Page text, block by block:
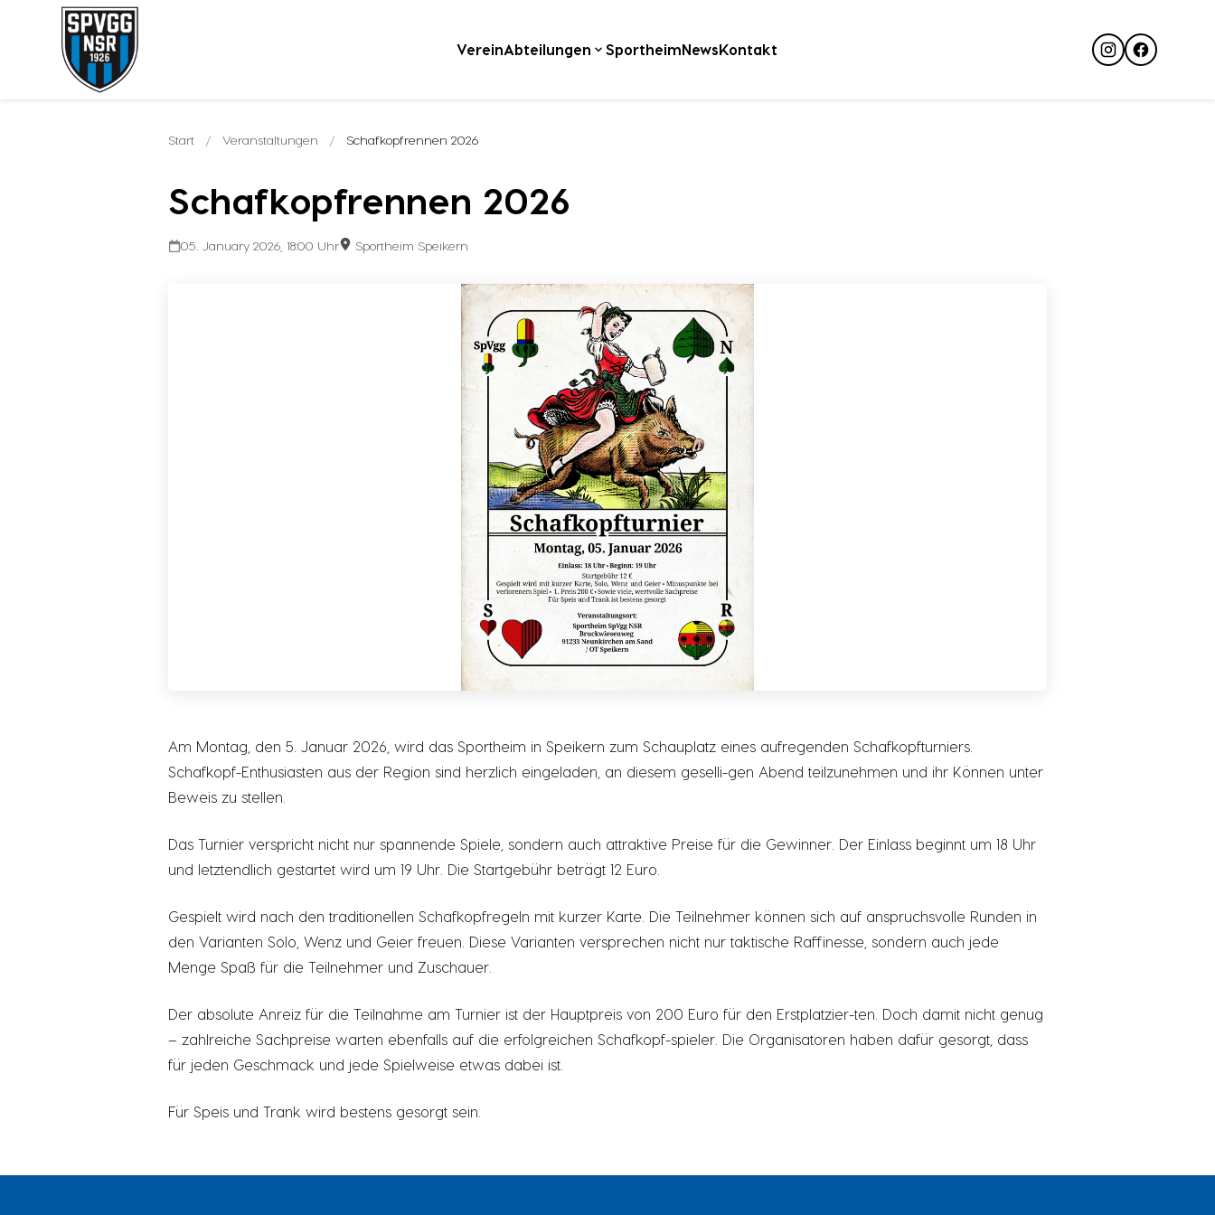
VereinAbteilungen SportheimNewsKontakt
Start / Veranstaltungen / Schafkopfrennen 2026
Schafkopfrennen 2026
05. January 2026, 18:00 Uhr Sportheim Speikern
Am Montag, den 5. Januar 2026, wird das Sportheim in Speikern zum Schauplatz eines aufregenden Schafkopfturniers.
Schafkopf-Enthusiasten aus der Region sind herzlich eingeladen, an diesem geselli-gen Abend teilzunehmen und ihr Können unter
Beweis zu stellen.
Das Turnier verspricht nicht nur spannende Spiele, sondern auch attraktive Preise für die Gewinner. Der Einlass beginnt um 18 Uhr
und letztendlich gestartet wird um 19 Uhr. Die Startgebühr beträgt 12 Euro.
Gespielt wird nach den traditionellen Schafkopfregeln mit kurzer Karte. Die Teilnehmer können sich auf anspruchsvolle Runden in
den Varianten Solo, Wenz und Geier freuen. Diese Varianten versprechen nicht nur taktische Raffinesse, sondern auch jede
Menge Spaß für die Teilnehmer und Zuschauer.
Der absolute Anreiz für die Teilnahme am Turnier ist der Hauptpreis von 200 Euro für den Erstplatzier-ten. Doch damit nicht genug
– zahlreiche Sachpreise warten ebenfalls auf die erfolgreichen Schafkopf-spieler. Die Organisatoren haben dafür gesorgt, dass
für jeden Geschmack und jede Spielweise etwas dabei ist.
Für Speis und Trank wird bestens gesorgt sein.